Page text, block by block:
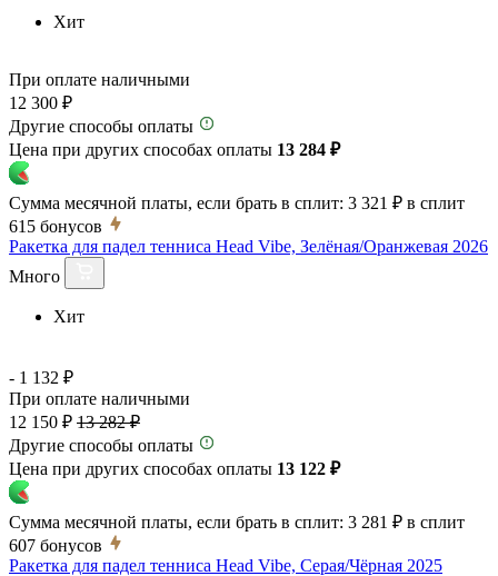
Хит
При оплате наличными
12 300 ₽
Другие способы оплаты
Цена при других способах оплаты 13 284 ₽
Сумма месячной платы, если брать в сплит: 3 321 ₽ в сплит
615 бонусов
Ракетка для падел тенниса Head Vibe, Зелёная/Оранжевая 2026
Много
Хит
- 1 132 ₽
При оплате наличными
12 150 ₽ 13 282 ₽
Другие способы оплаты
Цена при других способах оплаты 13 122 ₽
Сумма месячной платы, если брать в сплит: 3 281 ₽ в сплит
607 бонусов
Ракетка для падел тенниса Head Vibe, Серая/Чёрная 2025